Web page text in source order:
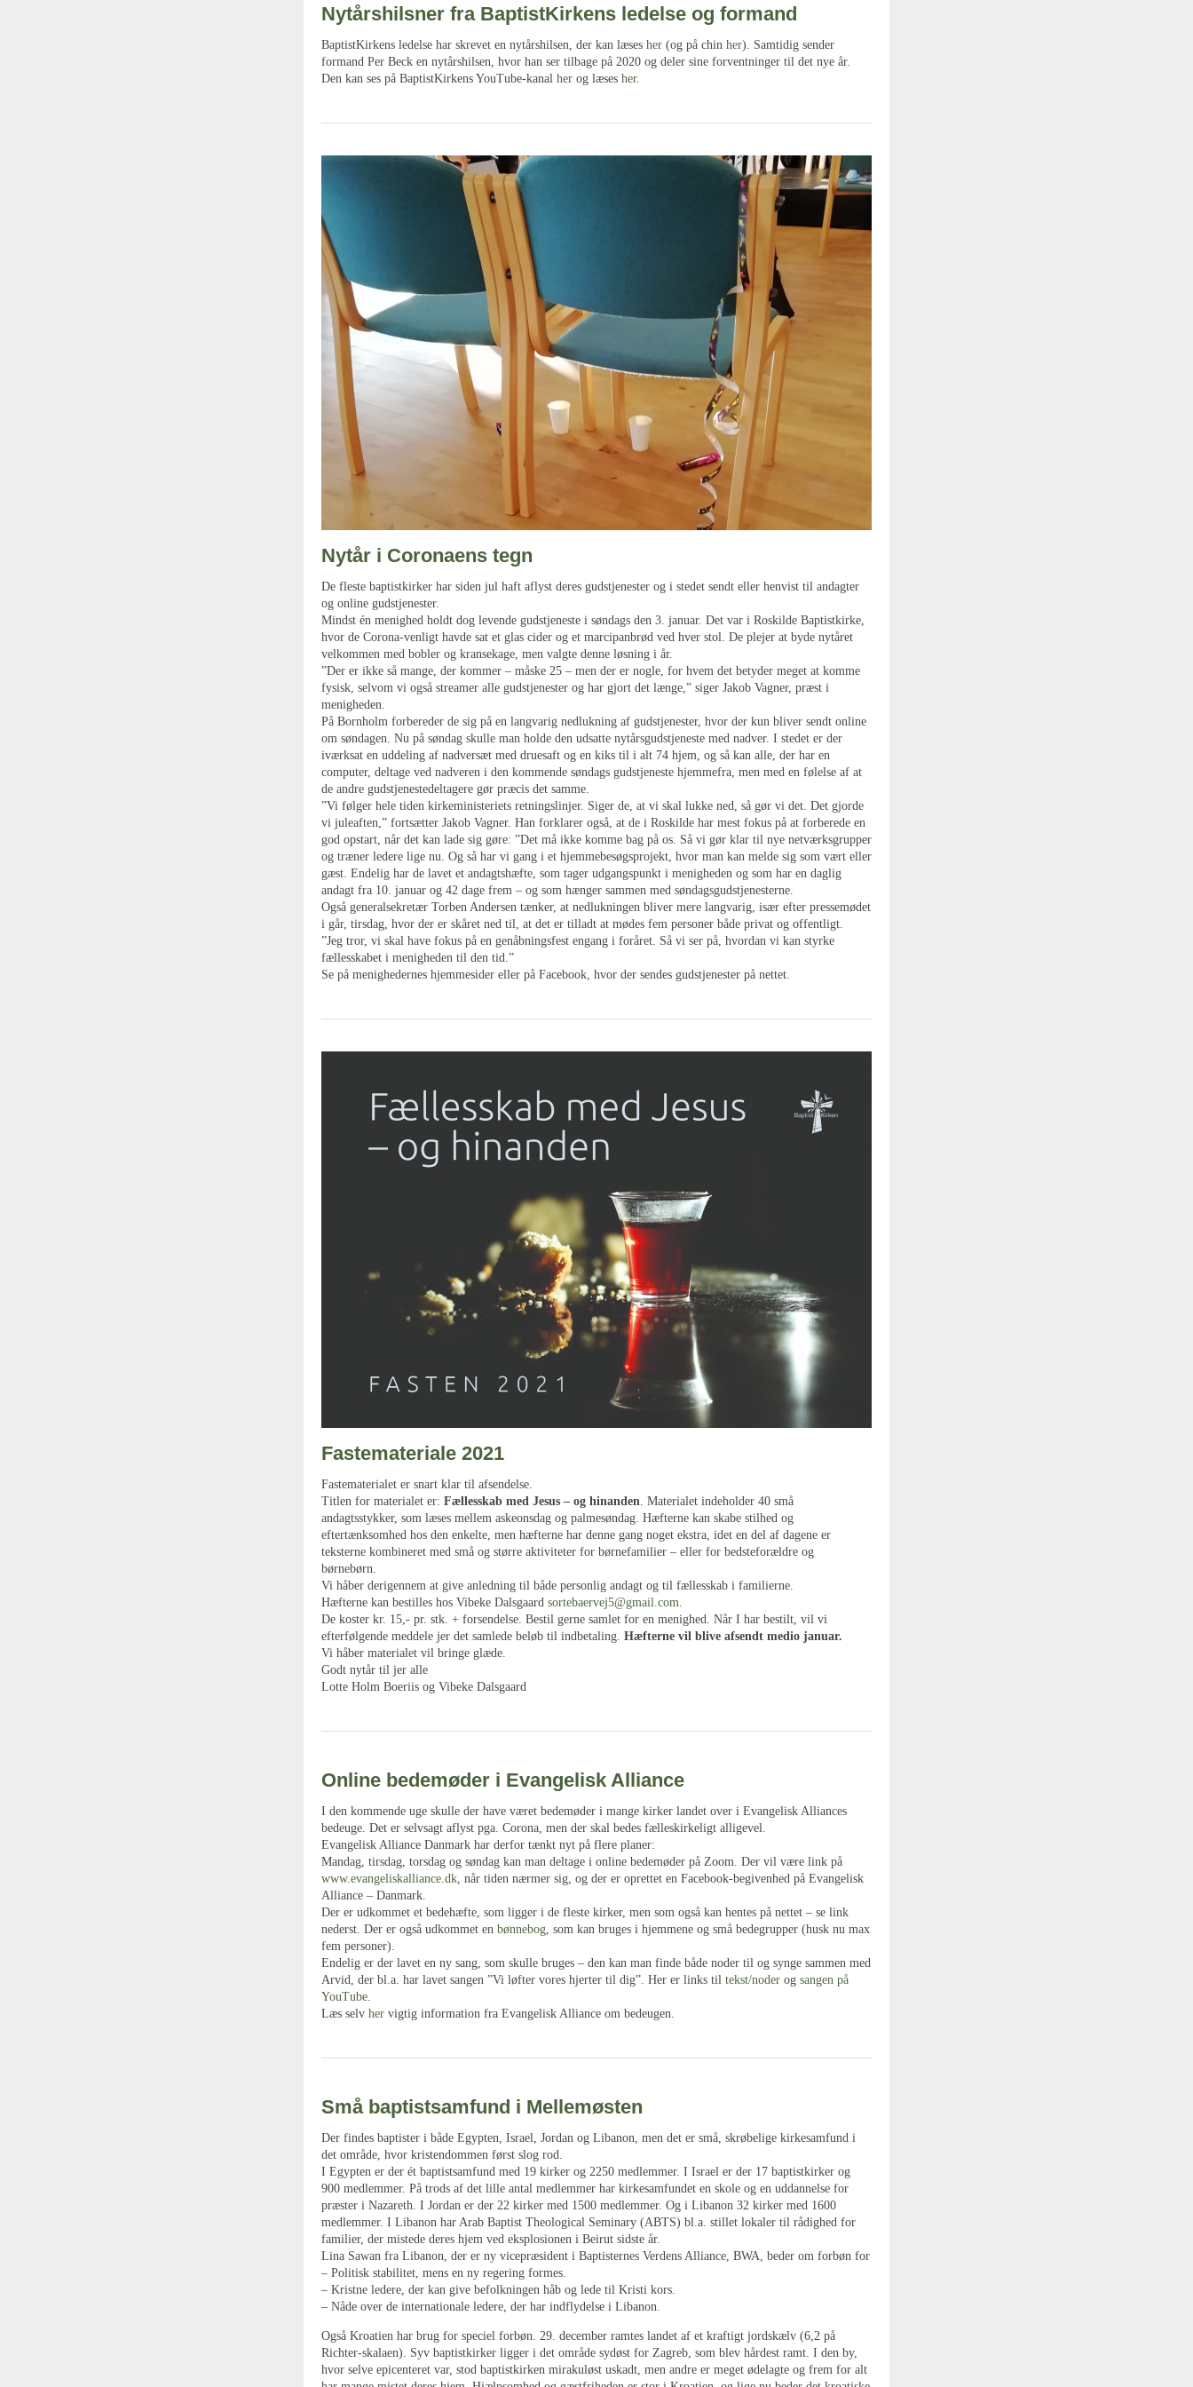
Nytårshilsner fra BaptistKirkens ledelse og formand
BaptistKirkens ledelse har skrevet en nytårshilsen, der kan læses her (og på chin her). Samtidig sender
formand Per Beck en nytårshilsen, hvor han ser tilbage på 2020 og deler sine forventninger til det nye år.
Den kan ses på BaptistKirkens YouTube-kanal her og læses her.
Nytår i Coronaens tegn
De fleste baptistkirker har siden jul haft aflyst deres gudstjenester og i stedet sendt eller henvist til andagter
og online gudstjenester.
Mindst én menighed holdt dog levende gudstjeneste i søndags den 3. januar. Det var i Roskilde Baptistkirke,
hvor de Corona-venligt havde sat et glas cider og et marcipanbrød ved hver stol. De plejer at byde nytåret
velkommen med bobler og kransekage, men valgte denne løsning i år.
”Der er ikke så mange, der kommer – måske 25 – men der er nogle, for hvem det betyder meget at komme
fysisk, selvom vi også streamer alle gudstjenester og har gjort det længe,” siger Jakob Vagner, præst i
menigheden.
På Bornholm forbereder de sig på en langvarig nedlukning af gudstjenester, hvor der kun bliver sendt online
om søndagen. Nu på søndag skulle man holde den udsatte nytårsgudstjeneste med nadver. I stedet er der
iværksat en uddeling af nadversæt med druesaft og en kiks til i alt 74 hjem, og så kan alle, der har en
computer, deltage ved nadveren i den kommende søndags gudstjeneste hjemmefra, men med en følelse af at
de andre gudstjenestedeltagere gør præcis det samme.
”Vi følger hele tiden kirkeministeriets retningslinjer. Siger de, at vi skal lukke ned, så gør vi det. Det gjorde
vi juleaften,” fortsætter Jakob Vagner. Han forklarer også, at de i Roskilde har mest fokus på at forberede en
god opstart, når det kan lade sig gøre: ”Det må ikke komme bag på os. Så vi gør klar til nye netværksgrupper
og træner ledere lige nu. Og så har vi gang i et hjemmebesøgsprojekt, hvor man kan melde sig som vært eller
gæst. Endelig har de lavet et andagtshæfte, som tager udgangspunkt i menigheden og som har en daglig
andagt fra 10. januar og 42 dage frem – og som hænger sammen med søndagsgudstjenesterne.
Også generalsekretær Torben Andersen tænker, at nedlukningen bliver mere langvarig, især efter pressemødet
i går, tirsdag, hvor der er skåret ned til, at det er tilladt at mødes fem personer både privat og offentligt.
”Jeg tror, vi skal have fokus på en genåbningsfest engang i foråret. Så vi ser på, hvordan vi kan styrke
fællesskabet i menigheden til den tid.”
Se på menighedernes hjemmesider eller på Facebook, hvor der sendes gudstjenester på nettet.
Fastemateriale 2021
Fastematerialet er snart klar til afsendelse.
Titlen for materialet er: Fællesskab med Jesus – og hinanden. Materialet indeholder 40 små
andagtsstykker, som læses mellem askeonsdag og palmesøndag. Hæfterne kan skabe stilhed og
eftertænksomhed hos den enkelte, men hæfterne har denne gang noget ekstra, idet en del af dagene er
teksterne kombineret med små og større aktiviteter for børnefamilier – eller for bedsteforældre og
børnebørn.
Vi håber derigennem at give anledning til både personlig andagt og til fællesskab i familierne.
Hæfterne kan bestilles hos Vibeke Dalsgaard sortebaervej5@gmail.com.
De koster kr. 15,- pr. stk. + forsendelse. Bestil gerne samlet for en menighed. Når I har bestilt, vil vi
efterfølgende meddele jer det samlede beløb til indbetaling. Hæfterne vil blive afsendt medio januar.
Vi håber materialet vil bringe glæde.
Godt nytår til jer alle
Lotte Holm Boeriis og Vibeke Dalsgaard
Online bedemøder i Evangelisk Alliance
I den kommende uge skulle der have været bedemøder i mange kirker landet over i Evangelisk Alliances
bedeuge. Det er selvsagt aflyst pga. Corona, men der skal bedes fælleskirkeligt alligevel.
Evangelisk Alliance Danmark har derfor tænkt nyt på flere planer:
Mandag, tirsdag, torsdag og søndag kan man deltage i online bedemøder på Zoom. Der vil være link på
www.evangeliskalliance.dk, når tiden nærmer sig, og der er oprettet en Facebook-begivenhed på Evangelisk
Alliance – Danmark.
Der er udkommet et bedehæfte, som ligger i de fleste kirker, men som også kan hentes på nettet – se link
nederst. Der er også udkommet en bønnebog, som kan bruges i hjemmene og små bedegrupper (husk nu max
fem personer).
Endelig er der lavet en ny sang, som skulle bruges – den kan man finde både noder til og synge sammen med
Arvid, der bl.a. har lavet sangen ”Vi løfter vores hjerter til dig”. Her er links til tekst/noder og sangen på
YouTube.
Læs selv her vigtig information fra Evangelisk Alliance om bedeugen.
Små baptistsamfund i Mellemøsten
Der findes baptister i både Egypten, Israel, Jordan og Libanon, men det er små, skrøbelige kirkesamfund i
det område, hvor kristendommen først slog rod.
I Egypten er der ét baptistsamfund med 19 kirker og 2250 medlemmer. I Israel er der 17 baptistkirker og
900 medlemmer. På trods af det lille antal medlemmer har kirkesamfundet en skole og en uddannelse for
præster i Nazareth. I Jordan er der 22 kirker med 1500 medlemmer. Og i Libanon 32 kirker med 1600
medlemmer. I Libanon har Arab Baptist Theological Seminary (ABTS) bl.a. stillet lokaler til rådighed for
familier, der mistede deres hjem ved eksplosionen i Beirut sidste år.
Lina Sawan fra Libanon, der er ny vicepræsident i Baptisternes Verdens Alliance, BWA, beder om forbøn for
– Politisk stabilitet, mens en ny regering formes.
– Kristne ledere, der kan give befolkningen håb og lede til Kristi kors.
– Nåde over de internationale ledere, der har indflydelse i Libanon.
Også Kroatien har brug for speciel forbøn. 29. december ramtes landet af et kraftigt jordskælv (6,2 på
Richter-skalaen). Syv baptistkirker ligger i det område sydøst for Zagreb, som blev hårdest ramt. I den by,
hvor selve epicenteret var, stod baptistkirken mirakuløst uskadt, men andre er meget ødelagte og frem for alt